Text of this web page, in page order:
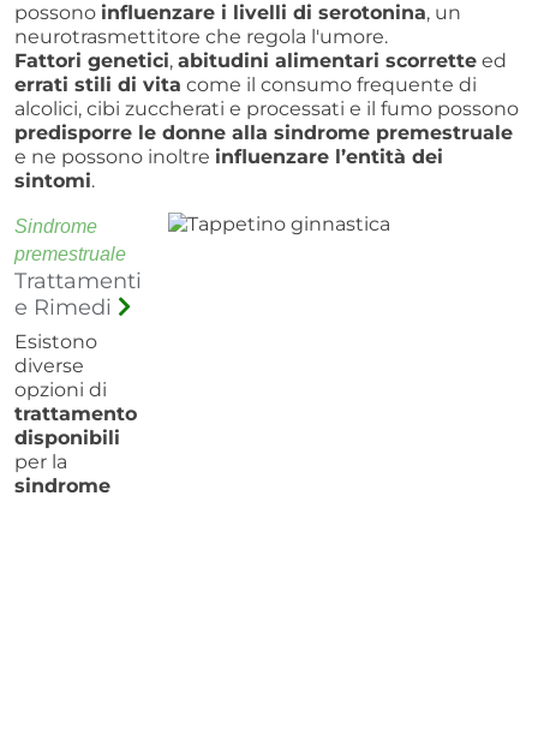
possono influenzare i livelli di serotonina, un
neurotrasmettitore che regola l'umore.
Fattori genetici, abitudini alimentari scorrette ed
errati stili di vita come il consumo frequente di
alcolici, cibi zuccherati e processati e il fumo possono
predisporre le donne alla sindrome premestruale
e ne possono inoltre influenzare l’entità dei
sintomi.
Sindrome
premestruale
Trattamenti
e Rimedi
Esistono
diverse
opzioni di
trattamento
disponibili
per la
sindrome